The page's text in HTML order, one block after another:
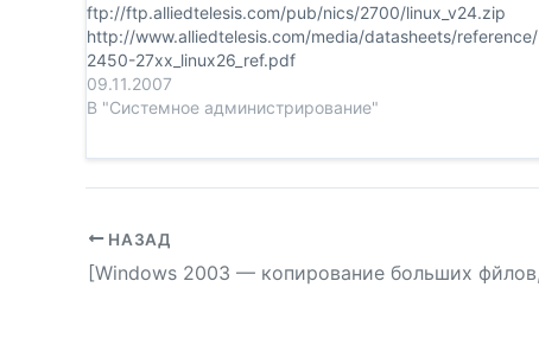
ftp://ftp.alliedtelesis.com/pub/nics/2700/linux_v24.zip
http://www.alliedtelesis.com/media/datasheets/reference/
2450-27xx_linux26_ref.pdf
http://www.alliedtelesis.com/media/datasheets/guides/24
-27_family_ig_a.pdf
09.11.2007
В "Системное администрирование"
НАЗАД